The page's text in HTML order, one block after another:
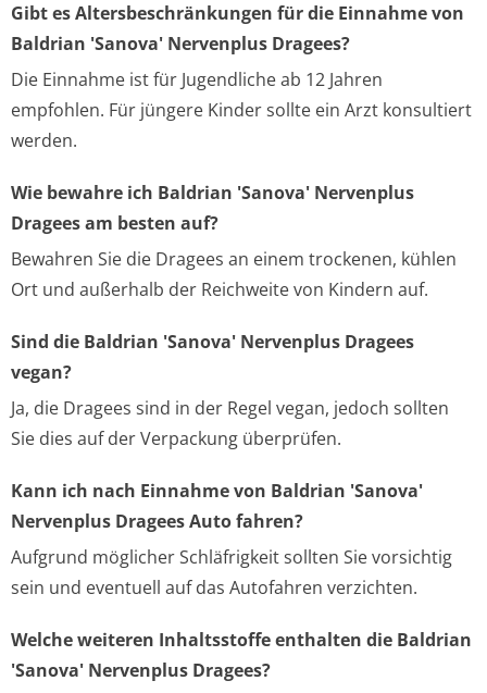
Gibt es Altersbeschränkungen für die Einnahme von
Baldrian 'Sanova' Nervenplus Dragees?
Die Einnahme ist für Jugendliche ab 12 Jahren
empfohlen. Für jüngere Kinder sollte ein Arzt konsultiert
werden.
Wie bewahre ich Baldrian 'Sanova' Nervenplus
Dragees am besten auf?
Bewahren Sie die Dragees an einem trockenen, kühlen
Ort und außerhalb der Reichweite von Kindern auf.
Sind die Baldrian 'Sanova' Nervenplus Dragees
vegan?
Ja, die Dragees sind in der Regel vegan, jedoch sollten
Sie dies auf der Verpackung überprüfen.
Kann ich nach Einnahme von Baldrian 'Sanova'
Nervenplus Dragees Auto fahren?
Aufgrund möglicher Schläfrigkeit sollten Sie vorsichtig
sein und eventuell auf das Autofahren verzichten.
Welche weiteren Inhaltsstoffe enthalten die Baldrian
'Sanova' Nervenplus Dragees?